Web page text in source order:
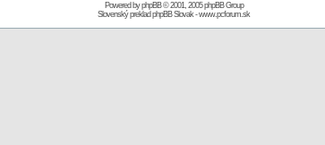
Powered byphpBB© 2001, 2005 phpBB Group
Slovenský preklad phpBB Slovak-www.pcforum.sk